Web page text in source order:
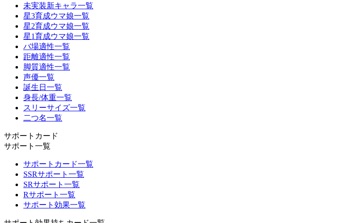
未実装新キャラ一覧
星3育成ウマ娘一覧
星2育成ウマ娘一覧
星1育成ウマ娘一覧
バ場適性一覧
距離適性一覧
脚質適性一覧
声優一覧
誕生日一覧
身長/体重一覧
スリーサイズ一覧
二つ名一覧
サポートカード
サポート一覧
サポートカード一覧
SSRサポート一覧
SRサポート一覧
Rサポート一覧
サポート効果一覧